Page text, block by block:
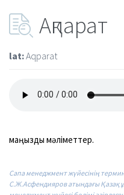
Ақпарат
lat:Aqparat
маңызды мәліметтер.
Сапа менеджмент жүйесінің
С.Ж.Асфендияров атындағы Қазақ